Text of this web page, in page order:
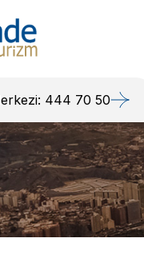
444 70 50